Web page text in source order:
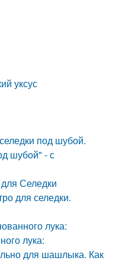
уксус
под шубой.
шубой" - с
Селедки
для селедки.
лука:
лука:
для шашлыка. Как